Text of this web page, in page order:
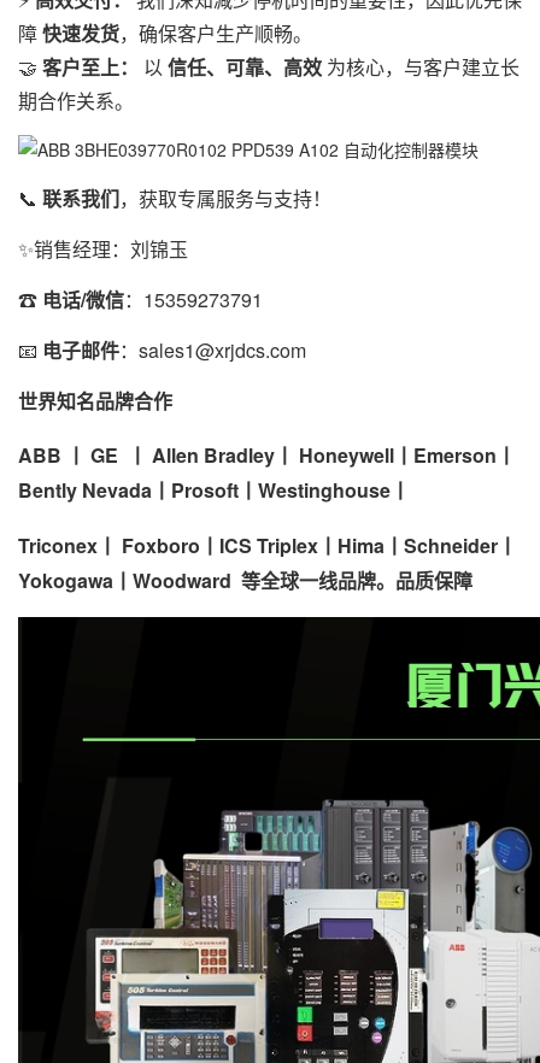
障快速发货，确保客户生产顺畅。
🤝 客户至上： 以 信任、可靠、高效 为核心，与客户建立长
期合作关系。
📞 联系我们，获取专属服务与支持！
✨销售经理：刘锦玉
☎ 电话/微信：15359273791
📧 电子邮件：sales1@xrjdcs.com
世界知名品牌合作
ABB 丨 GE 丨 Allen Bradley 丨 Honeywell 丨 Emerson 丨
Bently Nevada 丨 Prosoft 丨 Westinghouse 丨
Triconex 丨 Foxboro 丨 ICS Triplex 丨 Hima 丨 Schneider 丨
Yokogawa 丨 Woodward 等全球一线品牌。品质保障